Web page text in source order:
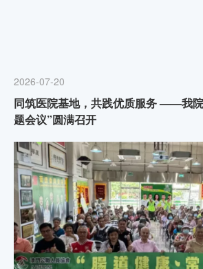
2026-07-20
同筑医院基地，共践优质服务 ——我
题会议”圆满召开